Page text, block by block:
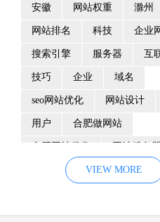
安徽 网站权重 滁州
网站排名 科技 企业
搜索引擎 服务器 互
技巧 企业 域名
seo网站优化 网站设计
用户 合肥做网站
优化 网站降权
企业网站建设 效果
VIEW MORE